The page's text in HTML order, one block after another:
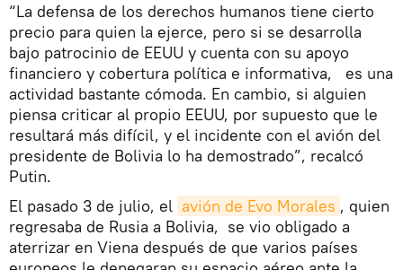
“La defensa de los derechos humanos tiene cierto
precio para quien la ejerce, pero si se desarrolla
bajo patrocinio de EEUU y cuenta con su apoyo
financiero y cobertura política e informativa, es una
actividad bastante cómoda. En cambio, si alguien
piensa criticar al propio EEUU, por supuesto que le
resultará más difícil, y el incidente con el avión del
presidente de Bolivia lo ha demostrado”, recalcó
Putin.
El pasado 3 de julio, el avión de Evo Morales , quien
regresaba de Rusia a Bolivia, se vio obligado a
aterrizar en Viena después de que varios países